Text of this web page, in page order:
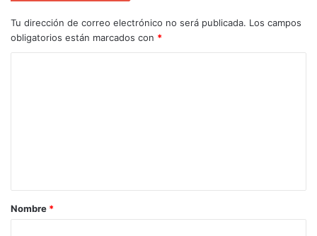
Tu dirección de correo electrónico no será publicada. Los campos
obligatorios están marcados con *
Nombre *